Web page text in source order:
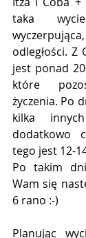
taka
odległości. Z
jest ponad
które
życzenia. Po
kilka
dodatkowo
tego jest 12-
Po takim
Wam się
6 rano :-)
Planując